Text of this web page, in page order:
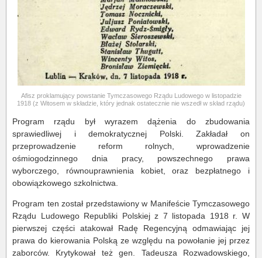
Afisz proklamujący powstanie Tymczasowego Rządu Ludowego w listopadzie
1918 (z Witosem w składzie, który jednak ostatecznie nie wszedł w skład rządu)
Program rządu był wyrazem dążenia do zbudowania
sprawiedliwej i demokratycznej Polski. Zakładał on
przeprowadzenie reform rolnych, wprowadzenie
ośmiogodzinnego dnia pracy, powszechnego prawa
wyborczego, równouprawnienia kobiet, oraz bezpłatnego i
obowiązkowego szkolnictwa.
Program ten został przedstawiony w Manifeście Tymczasowego
Rządu Ludowego Republiki Polskiej z 7 listopada 1918 r. W
pierwszej części atakował Radę Regencyjną odmawiając jej
prawa do kierowania Polską ze względu na powołanie jej przez
zaborców. Krytykował też gen. Tadeusza Rozwadowskiego,